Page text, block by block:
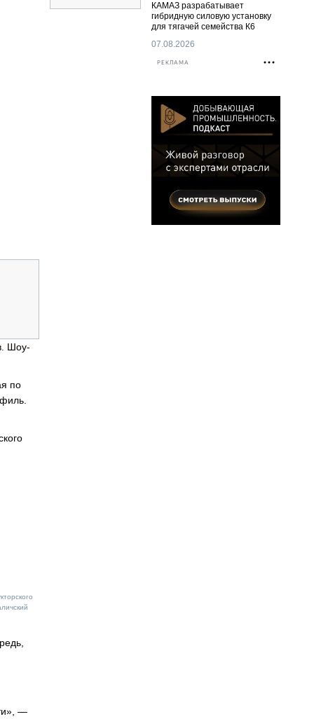
Шоу-
по
—
КАМАЗ разрабатывает
гибридную силовую установку
для тягачей семейства К6
07.08.2026
РЕКЛАМА